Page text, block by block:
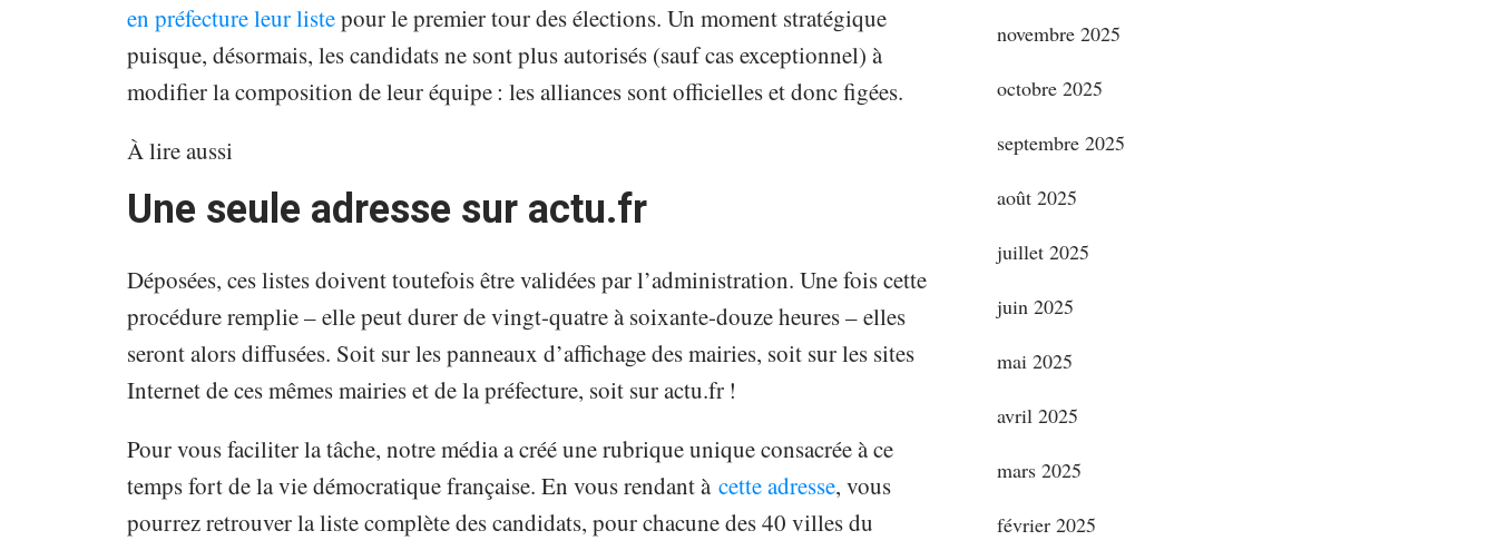
en préfecture leur listepour le premier tour des élections. Un moment stratégique
puisque, désormais, les candidats ne sont plus autorisés (sauf cas exceptionnel) à
modifier la composition de leur équipe : les alliances sont officielles et donc figées.
À lire aussi
Une seule adresse sur actu.fr
Déposées, ces listes doivent toutefois être validées par l’administration. Une fois cette
procédure remplie – elle peut durer de vingt-quatre à soixante-douze heures – elles
seront alors diffusées. Soit sur les panneaux d’affichage des mairies, soit sur les sites
Internet de ces mêmes mairies et de la préfecture, soit sur actu.fr !
Pour vous faciliter la tâche, notre média a créé une rubrique unique consacrée à ce
temps fort de la vie démocratique française. En vous rendant à cette adresse, vous
pourrez retrouver la liste complète des candidats, pour chacune des 40 villes du
novembre 2025
octobre 2025
septembre 2025
août 2025
juillet 2025
juin 2025
mai 2025
avril 2025
mars 2025
février 2025